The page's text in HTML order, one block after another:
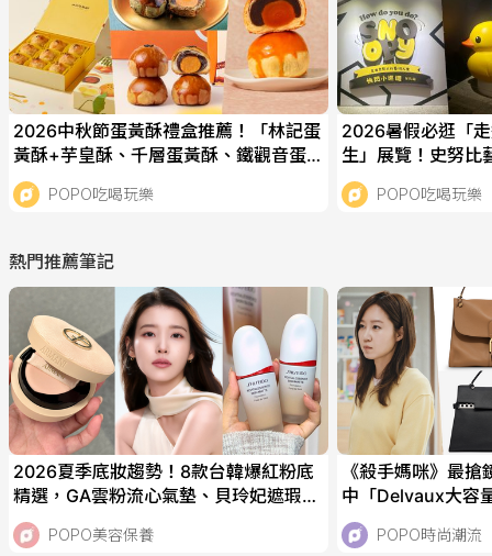
2026中秋節蛋黃酥禮盒推薦！「林記蛋
黃酥+芋皇酥、千層蛋黃酥、鐵觀音蛋
黃酥」好吃到捨不得送！
POPO吃喝玩樂
2026暑假必逛「
生」展覽！史努比
有「飛耳史努比」
POPO吃喝玩樂
熱門推薦筆記
2026夏季底妝趨勢！8款台韓爆紅粉底
精選，GA雲粉流心氣墊、貝玲妃遮瑕精
華棒、資生堂霧光粉底，IU、太妍私下
偷偷愛用！
POPO美容保養
《殺手媽咪》最
中「Delvaux大容
私下也是品牌鐵粉
POPO時尚潮流